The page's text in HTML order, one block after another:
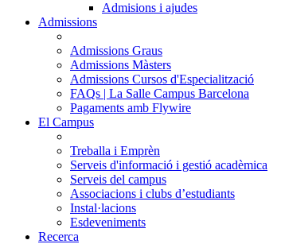
Admisions i ajudes
Admissions
Admissions Graus
Admissions Màsters
Admissions Cursos d'Especialització
FAQs | La Salle Campus Barcelona
Pagaments amb Flywire
El Campus
Treballa i Emprèn
Serveis d'informació i gestió acadèmica
Serveis del campus
Associacions i clubs d’estudiants
Instal·lacions
Esdeveniments
Recerca